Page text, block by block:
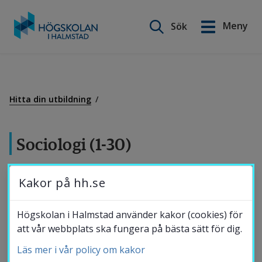
Sök
Meny
Hitta din utbildning
Sociologi (1-30)
30 hp
Kurspaketet Sociologi (1-30) 30 hp består av följande
kurser:
SO2007 Introduktion till sociologisk teori 15 hp
English
Samverkan
Om Högskolan
Kakor på hh.se
Högskolan i Halmstad använder kakor (cookies) för
att vår webbplats ska fungera på bästa sätt för dig.
Läs mer i vår policy om kakor